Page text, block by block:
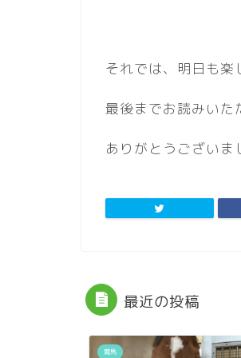
それでは、明日も楽
最後までお読みいた
ありがとうございま
最近の投稿
競馬